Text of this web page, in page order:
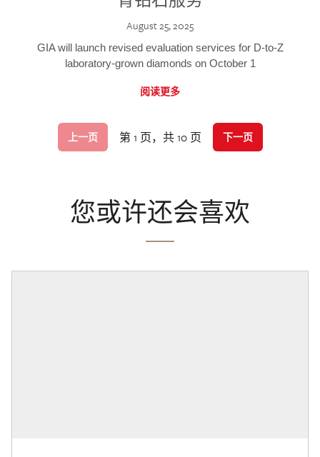
August 25, 2025
GIA will launch revised evaluation services for D-to-Z
laboratory-grown diamonds on October 1
阅读更多
上一页 第 1 页，共 10 页 下一页
您或许还会喜欢